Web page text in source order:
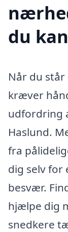
du
Når du
kræver
udfordring
Haslund.
fra
dig selv for
besvær.
hjælpe dig
snedkere